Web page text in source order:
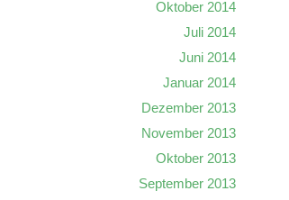
Oktober 2014
Juli 2014
Juni 2014
Januar 2014
Dezember 2013
November 2013
Oktober 2013
September 2013